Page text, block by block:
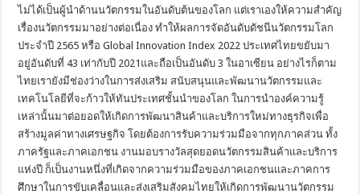
ไม่ได้เป็นผู้นำด้านนวัตกรรมในอันดับต้นของโลก แต่เราเองให้ความสำคัญ
เรื่องนวัตกรรมมาอย่างต่อเนื่อง ทำให้ผลการจัดอันดับดัชนีนวัตกรรมโลก
ประจำปี 2565 หรือ Global Innovation Index 2022 ประเทศไทยขยับมา
อยู่อันดับที่ 43 เท่ากับปี 2021และถือเป็นอันดับ 3 ในอาเซียน อย่างไรก็ตาม
ไทยเรายังมีช่องว่างในการส่งเสริม สนับสนุนและพัฒนานวัตกรรมและ
เทคโนโลยีที่จะก้าวให้ทันประเทศชั้นนำของโลก ในการนำองค์ความรู้
เหล่านั้นมาต่อยอดให้เกิดการพัฒนาสินค้าและบริการใหม่ทางธุรกิจเพื่อ
สร้างมูลค่าทางเศรษฐกิจ โดยต้องการรับความร่วมมือจากทุกภาคส่วน ทั้ง
ภาครัฐและภาคเอกชน งานมอบรางวัลสุดยอดนวัตกรรมสินค้าและบริการ
แห่งปี ก็เป็นงานหนึ่งที่เกิดจากความร่วมมือของภาคเอกชนและภาคการ
ศึกษาในการขับเคลื่อนและส่งเสริมสังคมไทยให้เกิดการพัฒนานวัตกรรม